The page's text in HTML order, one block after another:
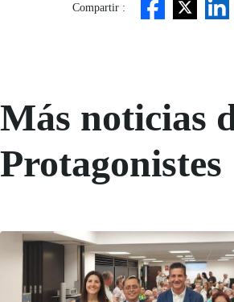
Compartir :
Más noticias
Protagonistes